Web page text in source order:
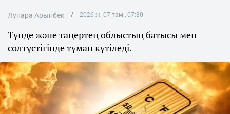
Лунара Арынбек 2026 ж. 07 там., 07:30
Түнде және таңертең облыстың батысы мен
солтүстігінде тұман күтіледі.